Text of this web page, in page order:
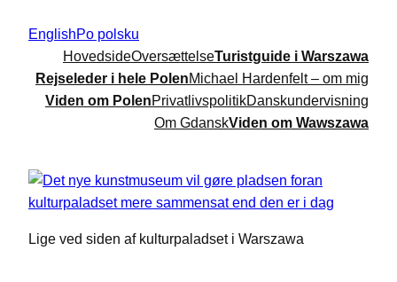
EnglishPo polsku
HovedsideOversættelseTuristguide i Warszawa
Rejseleder i hele PolenMichael Hardenfelt – om mig
Viden om PolenPrivatlivspolitikDanskundervisning
Om GdanskViden om Wawszawa
Lige ved siden af kulturpaladset i Warszawa